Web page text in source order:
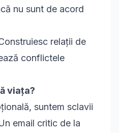
nu sunt de acord
relații de
conflictele
viața?
suntem sclavii
email critic de la